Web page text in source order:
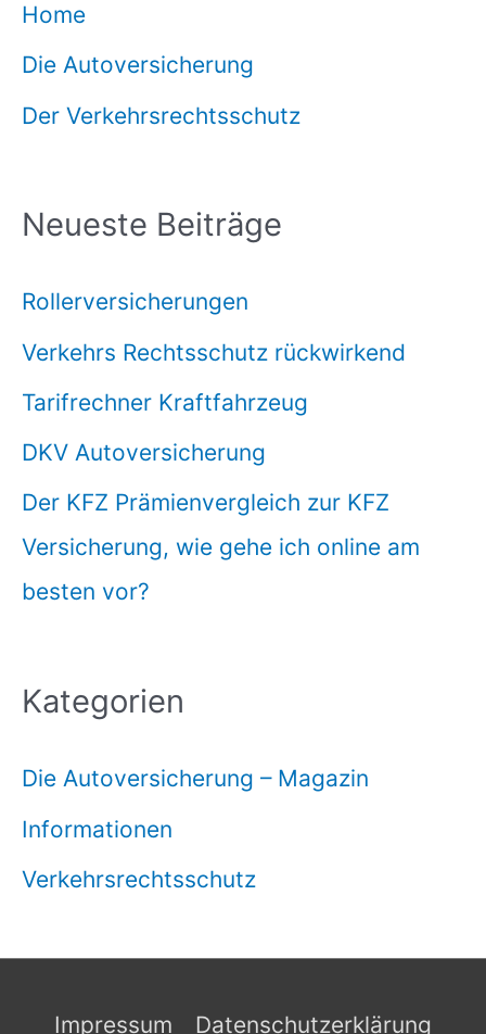
Home
Die Autoversicherung
Der Verkehrsrechtsschutz
Neueste Beiträge
Rollerversicherungen
Verkehrs Rechtsschutz rückwirkend
Tarifrechner Kraftfahrzeug
DKV Autoversicherung
Der KFZ Prämienvergleich zur KFZ
Versicherung, wie gehe ich online am
besten vor?
Kategorien
Die Autoversicherung – Magazin
Informationen
Verkehrsrechtsschutz
Impressum Datenschutzerklärung